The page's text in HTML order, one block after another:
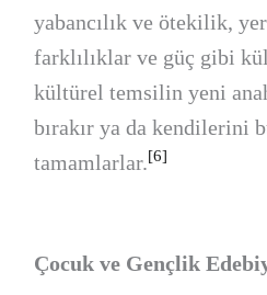
yabancılık ve ötekilik,
farklılıklar ve güç gibi
kültürel temsilin yeni
bırakır ya da kendilerini
tamamlarlar.[6]
Çocuk ve Gençlik